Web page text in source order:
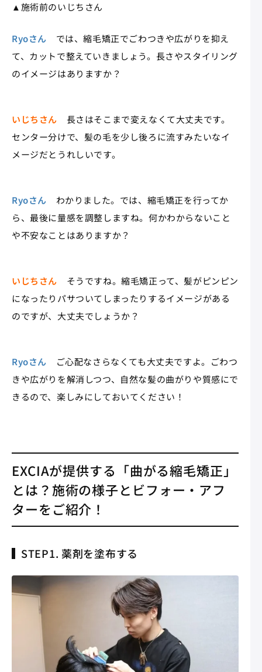
▲施術前のいじちさん
Ryoさん では、縮毛矯正でごわつきや広がりを抑え
て、カットで整えていきましょう。長さやスタイリング
のイメージはありますか？
いじちさん 長さはそこまで変えなくて大丈夫です。
センター分けで、髪の毛を少し後ろに流すみたいなイ
メージだとうれしいです。
Ryoさん わかりました。では、縮毛矯正を行ってか
ら、最後に量感を調整しますね。何かわからないこと
や不安なことはありますか？
いじちさん そうですね。縮毛矯正って、髪がピンピン
になったりパサついてしまったりするイメージがある
のですが、大丈夫でしょうか？
Ryoさん ご心配なさらなくても大丈夫ですよ。ごわつ
きや広がりを解消しつつ、自然な髪の曲がりや質感にで
きるので、楽しみにしておいてください！
EXCIAが提供する「曲がる縮毛矯正」
とは？施術の様子とビフォー・アフ
ターをご紹介！
STEP1. 薬剤を塗布する